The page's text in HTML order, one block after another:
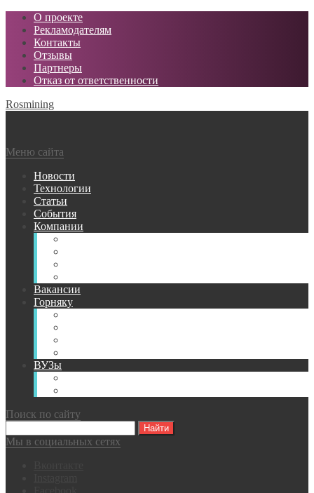
О проекте
Рекламодателям
Контакты
Отзывы
Партнеры
Отказ от ответственности
Rosmining
Меню сайта
Новости
Технологии
Статьи
События
Компании
Вакансии
Горняку
ВУЗы
Поиск по сайту
Мы в социальных сетях